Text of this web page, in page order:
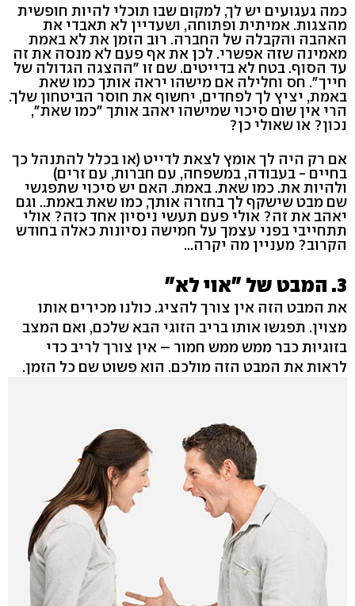
כמה געגועים יש לך, למקום שבו תוכלי להיות חופשית
מהצגות. אמיתית ופתוחה, ושעדיין לא תאבדי את
האהבה והקבלה של החברה. רוב הזמן את לא באמת
מאמינה שזה אפשרי. לכן את אף פעם לא מנסה את זה
עד הסוף. בטח לא בדייטים. שם זו "ההצגה הגדולה של
חייך". חס וחלילה אם מישהו יראה אותך כמו שאת
באמת, יציץ לך לפחדים, יחשוף את חוסר הביטחון שלך.
הרי אין שום סיכוי שמישהו יאהב אותך "כמו שאת",
נכון? או שאולי כן?
אם רק היה לך אומץ לצאת לדייט (או בכלל להתנהל כך
בחיים - בעבודה, במשפחה, עם חברות, עם זרים)
ולהיות את. כמו שאת. באמת. האם יש סיכוי שתפגשי
שם מבט שישקף לך בחזרה אותך, כמו שאת באמת.. וגם
יאהב את זה? אולי פעם תעשי ניסיון אחד כזה? אולי
תתחייבי בפני עצמך על חמישה נסיונות כאלה בחודש
הקרוב? מעניין מה יקרה...
3. המבט של "אוי לא"
את המבט הזה אין צורך להציג. כולנו מכירים אותו
מצוין. תפגשו אותו בריב הזוגי הבא שלכם, ואם המצב
בזוגיות כבר ממש ממש חמור – אין צורך לריב כדי
לראות את המבט הזה מולכם. הוא פשוט שם כל הזמן.